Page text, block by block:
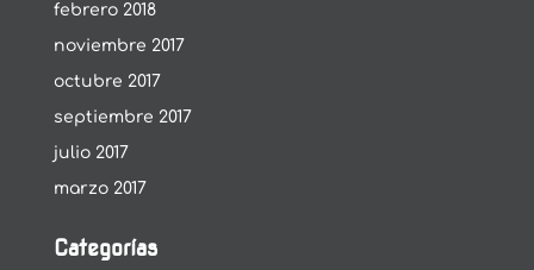
febrero 2018
noviembre 2017
octubre 2017
septiembre 2017
julio 2017
marzo 2017
Categorías